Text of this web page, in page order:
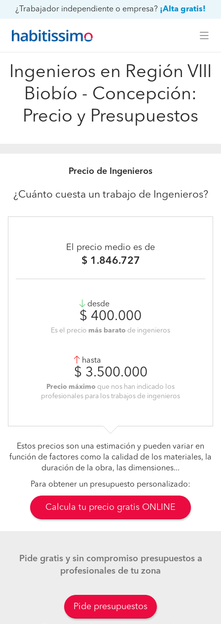
¿Trabajador independiente o empresa? ¡Alta gratis!
Ingenieros en Región VIII
Biobío - Concepción:
Precio y Presupuestos
Precio de Ingenieros
¿Cuánto cuesta un trabajo de Ingenieros?
El precio medio es de
$ 1.846.727
desde
$ 400.000
Es el precio más barato de ingenieros
hasta
$ 3.500.000
Precio máximo que nos han indicado los
profesionales para los trabajos de ingenieros
Estos precios son una estimación y pueden variar en
función de factores como la calidad de los materiales, la
duración de la obra, las dimensiones...
Para obtener un presupuesto personalizado:
Calcula tu precio gratis ONLINE
Pide gratis y sin compromiso presupuestos a
profesionales de tu zona
Pide presupuestos